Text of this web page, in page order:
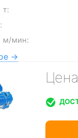
т:
м/мин:
→